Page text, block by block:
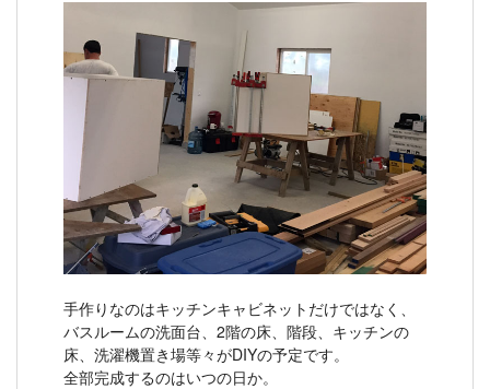
手作りなのはキッチンキャビネットだけではなく、
バスルームの洗面台、2階の床、階段、キッチンの
床、洗濯機置き場等々がDIYの予定です。
全部完成するのはいつの日か。